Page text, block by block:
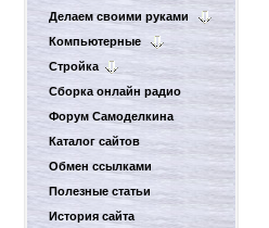
Делаем своими руками
Компьютерные
Стройка
Сборка онлайн радио
Форум Самоделкина
Каталог сайтов
Обмен ссылками
Полезные статьи
История сайта